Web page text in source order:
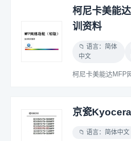
柯尼卡美能
训资料
📁 语言：简体
中文
京瓷
📁 语言：简体中文